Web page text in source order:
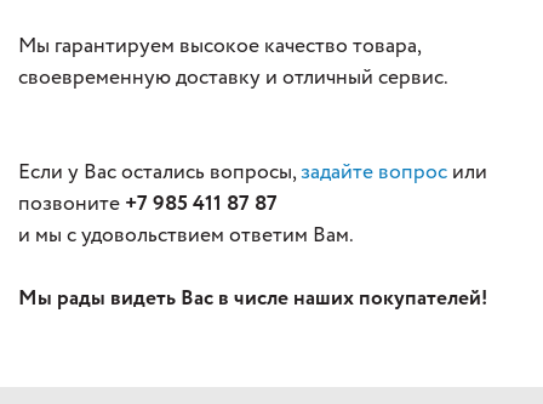
Мы гарантируем высокое качество товара,
своевременную доставку и отличный сервис.
Если у Вас остались вопросы,задайте вопросили
позвоните+7 985 411 87 87
и мы с удовольствием ответим Вам.
Мы рады видеть Вас в числе наших покупателей!